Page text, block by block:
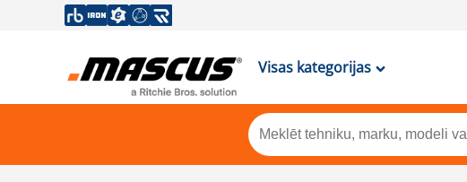
Visas kategorijas